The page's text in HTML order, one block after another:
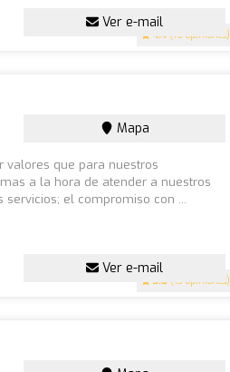
4.4 (16 opiniones)
Ver e-mail
3.8 (13 opiniones)
Mapa
valores que para nuestros
a la hora de atender a nuestros
el compromiso con ...
Ver e-mail